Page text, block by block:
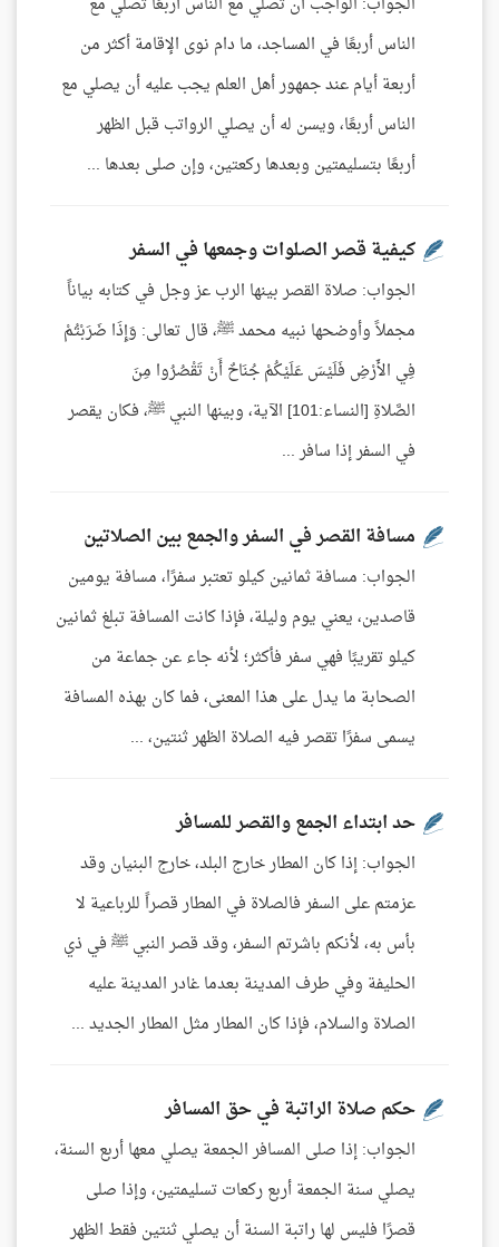
الناس أربعًا في المساجد، ما دام نوى الإقامة أكثر من
أربعة أيام عند جمهور أهل العلم يجب عليه أن يصلي مع
الناس أربعًا، ويسن له أن يصلي الرواتب قبل الظهر
أربعًا بتسليمتين وبعدها ركعتين، وإن صلى بعدها ...
كيفية قصر الصلوات وجمعها في السفر
الجواب: صلاة القصر بينها الرب عز وجل في كتابه بياناً
مجملاً وأوضحها نبيه محمد ﷺ، قال تعالى: وَإِذَا ضَرَبْتُمْ
فِي الأَرْضِ فَلَيْسَ عَلَيْكُمْ جُنَاحٌ أَنْ تَقْصُرُوا مِنَ
الصَّلاةِ [النساء:101] الآية، وبينها النبي ﷺ، فكان يقصر
في السفر إذا سافر ...
مسافة القصر في السفر والجمع بين الصلاتين
الجواب: مسافة ثمانين كيلو تعتبر سفرًا، مسافة يومين
قاصدين، يعني يوم وليلة، فإذا كانت المسافة تبلغ ثمانين
كيلو تقريبًا فهي سفر فأكثر؛ لأنه جاء عن جماعة من
الصحابة ما يدل على هذا المعنى، فما كان بهذه المسافة
يسمى سفرًا تقصر فيه الصلاة الظهر ثنتين، ...
حد ابتداء الجمع والقصر للمسافر
الجواب: إذا كان المطار خارج البلد، خارج البنيان وقد
عزمتم على السفر فالصلاة في المطار قصراً للرباعية لا
بأس به، لأنكم باشرتم السفر، وقد قصر النبي ﷺ في ذي
الحليفة وفي طرف المدينة بعدما غادر المدينة عليه
الصلاة والسلام، فإذا كان المطار مثل المطار الجديد ...
حكم صلاة الراتبة في حق المسافر
الجواب: إذا صلى المسافر الجمعة يصلي معها أربع السنة،
يصلي سنة الجمعة أربع ركعات تسليمتين، وإذا صلى
قصرًا فليس لها راتبة السنة أن يصلي ثنتين فقط الظهر